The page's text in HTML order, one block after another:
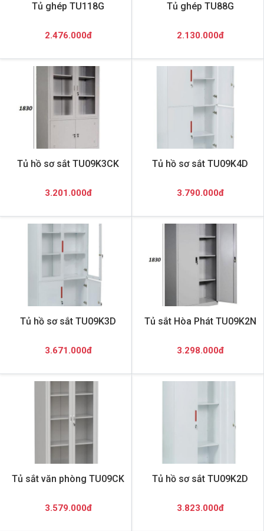
Tủ ghép TU118G
2.476.000đ
Tủ ghép TU88G
2.130.000đ
Tủ hồ sơ sắt TU09K3CK
3.201.000đ
Tủ hồ sơ sắt TU09K4D
3.790.000đ
Tủ hồ sơ sắt TU09K3D
3.671.000đ
Tủ sắt Hòa Phát TU09K2N
3.298.000đ
Tủ sắt văn phòng TU09CK
3.579.000đ
Tủ hồ sơ sắt TU09K2D
3.823.000đ